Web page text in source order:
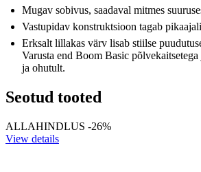
Mugav sobivus, saadaval mitmes
Vastupidav konstruktsioon tagab
Erksalt lillakas värv lisab stiilse
Varusta end Boom Basic
ja ohutult.
Seotud tooted
ALLAHINDLUS -26%
View details